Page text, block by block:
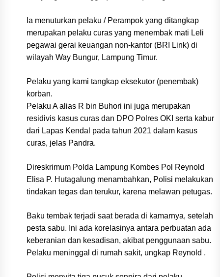
Ia menuturkan pelaku / Perampok yang ditangkap
merupakan pelaku curas yang menembak mati Leli
pegawai gerai keuangan non-kantor (BRI Link) di
wilayah Way Bungur, Lampung Timur.
Pelaku yang kami tangkap eksekutor (penembak)
korban.
Pelaku A alias R bin Buhori ini juga merupakan
residivis kasus curas dan DPO Polres OKI serta kabur
dari Lapas Kendal pada tahun 2021 dalam kasus
curas, jelas Pandra.
Direskrimum Polda Lampung Kombes Pol Reynold
Elisa P. Hutagalung menambahkan, Polisi melakukan
tindakan tegas dan terukur, karena melawan petugas.
Baku tembak terjadi saat berada di kamarnya, setelah
pesta sabu. Ini ada korelasinya antara perbuatan ada
keberanian dan kesadisan, akibat penggunaan sabu.
Pelaku meninggal di rumah sakit, ungkap Reynold .